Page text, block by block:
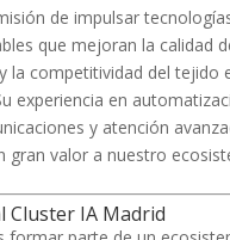
de impulsar
que mejoran la calidad
la competitividad del tejido
experiencia en
y atención
gran valor a nuestro
Cluster IA Madrid